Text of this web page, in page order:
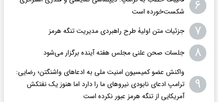
۶
شکست‌خورده است
۷ جزئیات متن اولیۀ طرح راهبردی مدیریت تنگه هرمز
۸ جلسات صحن علنی مجلس هفته آینده برگزار می‌شود
۹
واکنش عضو کمیسیون امنیت ملی به ادعاهای واشنگتن؛ رضایی:
ترامپ ادعای نابودی نیروهای ما را دارد اما هنوز یک نفتکش
آمریکایی از تنگه هرمز عبور نکرده است